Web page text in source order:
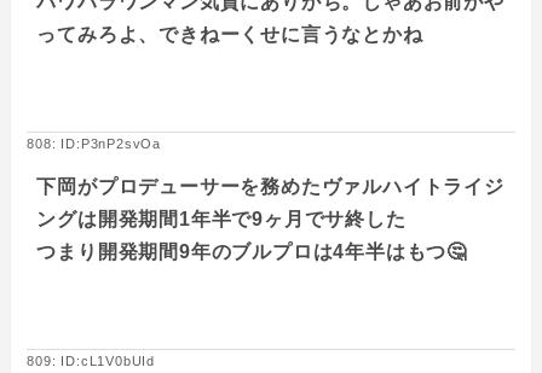
ってみろよ、できねーくせに言うなとかね
808: ID:P3nP2svOa
下岡がプロデューサーを務めたヴァルハイトライジ
ングは開発期間1年半で9ヶ月でサ終した
つまり開発期間9年のブルプロは4年半はもつ🤔
809: ID:cL1V0bUId